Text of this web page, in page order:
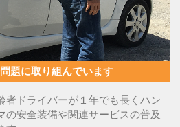
題に取り組んでいます
者ドライバーが１年でも長くハン
の安全装備や関連サービスの普及